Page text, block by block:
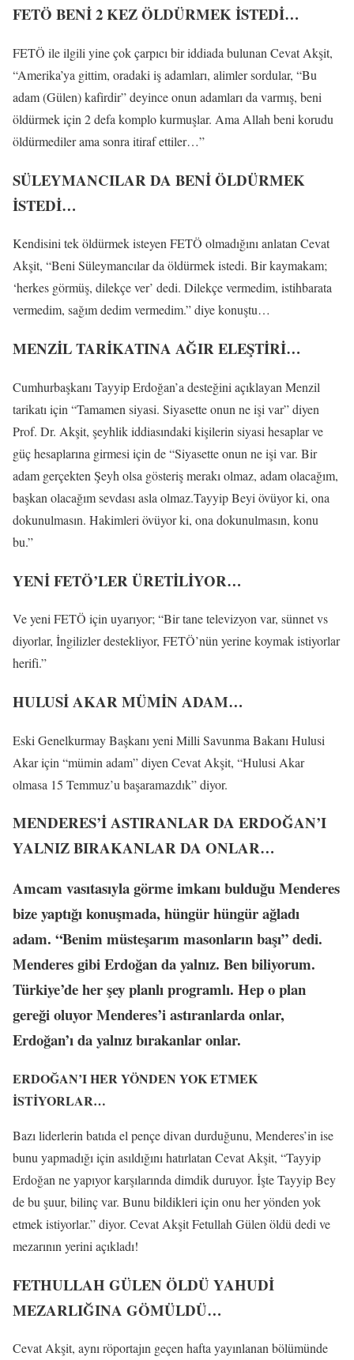
FETÖ BENİ 2 KEZ ÖLDÜRMEK İSTEDİ…
FETÖ ile ilgili yine çok çarpıcı bir iddiada bulunan Cevat Akşit,
“Amerika’ya gittim, oradaki iş adamları, alimler sordular, “Bu
adam (Gülen) kafirdir” deyince onun adamları da varmış, beni
öldürmek için 2 defa komplo kurmuşlar. Ama Allah beni korudu
öldürmediler ama sonra itiraf ettiler…”
SÜLEYMANCILAR DA BENİ ÖLDÜRMEK
İSTEDİ…
Kendisini tek öldürmek isteyen FETÖ olmadığını anlatan Cevat
Akşit, “Beni Süleymancılar da öldürmek istedi. Bir kaymakam;
‘herkes görmüş, dilekçe ver’ dedi. Dilekçe vermedim, istihbarata
vermedim, sağım dedim vermedim.” diye konuştu…
MENZİL TARİKATINA AĞIR ELEŞTİRİ…
Cumhurbaşkanı Tayyip Erdoğan’a desteğini açıklayan Menzil
tarikatı için “Tamamen siyasi. Siyasette onun ne işi var” diyen
Prof. Dr. Akşit, şeyhlik iddiasındaki kişilerin siyasi hesaplar ve
güç hesaplarına girmesi için de “Siyasette onun ne işi var. Bir
adam gerçekten Şeyh olsa gösteriş merakı olmaz, adam olacağım,
başkan olacağım sevdası asla olmaz.Tayyip Beyi övüyor ki, ona
dokunulmasın. Hakimleri övüyor ki, ona dokunulmasın, konu
bu.”
YENİ FETÖ’LER ÜRETİLİYOR…
Ve yeni FETÖ için uyarıyor; “Bir tane televizyon var, sünnet vs
diyorlar, İngilizler destekliyor, FETÖ’nün yerine koymak istiyorlar
herifi.”
HULUSİ AKAR MÜMİN ADAM…
Eski Genelkurmay Başkanı yeni Milli Savunma Bakanı Hulusi
Akar için “mümin adam” diyen Cevat Akşit, “Hulusi Akar
olmasa 15 Temmuz’u başaramazdık” diyor.
MENDERES’İ ASTIRANLAR DA ERDOĞAN’I
YALNIZ BIRAKANLAR DA ONLAR…
Amcam vasıtasıyla görme imkanı bulduğu Menderes
bize yaptığı konuşmada, hüngür hüngür ağladı
adam. “Benim müsteşarım masonların başı” dedi.
Menderes gibi Erdoğan da yalnız. Ben biliyorum.
Türkiye’de her şey planlı programlı. Hep o plan
gereği oluyor Menderes’i astıranlarda onlar,
Erdoğan’ı da yalnız bırakanlar onlar.
ERDOĞAN’I HER YÖNDEN YOK ETMEK
İSTİYORLAR…
Bazı liderlerin batıda el pençe divan durduğunu, Menderes’in ise
bunu yapmadığı için asıldığını hatırlatan Cevat Akşit, “Tayyip
Erdoğan ne yapıyor karşılarında dimdik duruyor. İşte Tayyip Bey
de bu şuur, bilinç var. Bunu bildikleri için onu her yönden yok
etmek istiyorlar.” diyor. Cevat Akşit Fetullah Gülen öldü dedi ve
mezarının yerini açıkladı!
FETHULLAH GÜLEN ÖLDÜ YAHUDİ
MEZARLIĞINA GÖMÜLDÜ…
Cevat Akşit, aynı röportajın geçen hafta yayınlanan bölümünde